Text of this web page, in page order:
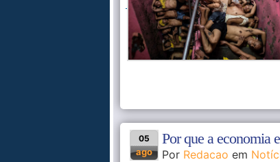
05
ago
Por que a economia
Por Redacao em